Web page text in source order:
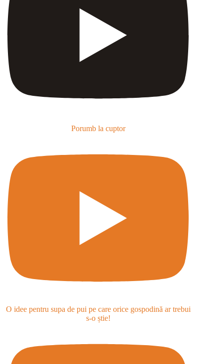
Porumb la cuptor
O idee pentru supa de pui pe care orice gospodină ar trebui
s-o știe!